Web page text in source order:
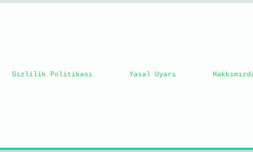
Gizlilik Politikası Yasal Uyarı